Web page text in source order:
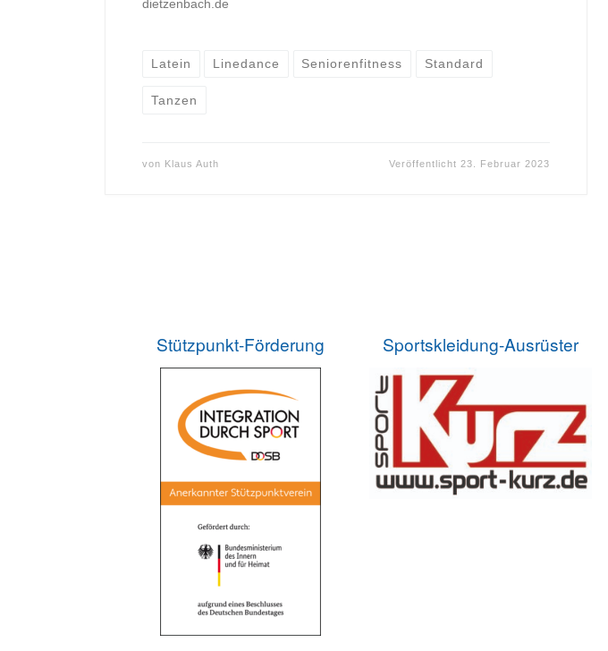
dietzenbach.de
Latein Linedance Seniorenfitness Standard
Tanzen
von Klaus Auth Veröffentlicht 23. Februar 2023
Stützpunkt-Förderung Sportskleidung-Ausrüster